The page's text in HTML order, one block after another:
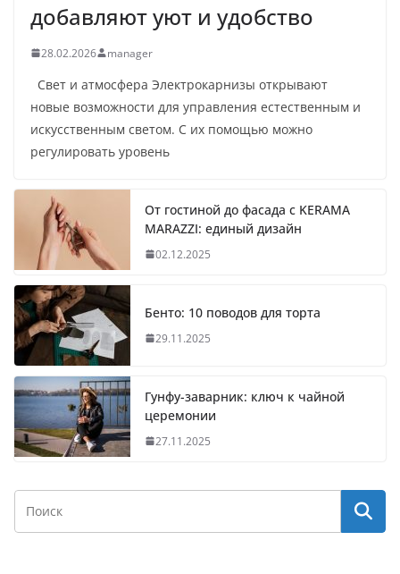
добавляют уют и удобство
28.02.2026 manager
Свет и атмосфера Электрокарнизы открывают
новые возможности для управления естественным и
искусственным светом. С их помощью можно
регулировать уровень
От гостиной до фасада с KERAMA
MARAZZI: единый дизайн
02.12.2025
Бенто: 10 поводов для торта
29.11.2025
Гунфу-заварник: ключ к чайной
церемонии
27.11.2025